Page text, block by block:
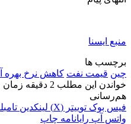
منبع ایسنا
برچسب ها
چین قيمت نفت کاهش نرخ بهره
خواندن این مطلب 2 دقیقه زمان میبرد
هم‌رسانی
فیس بوک توییتر (X) لینکدین
واتس آپ رایانامه چاپ